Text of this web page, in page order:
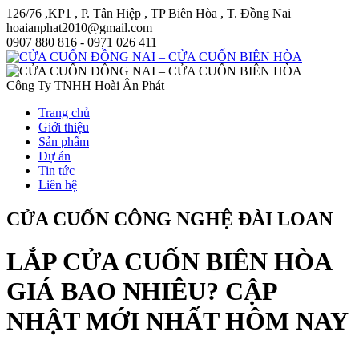
126/76 ,KP1 , P. Tân Hiệp , TP Biên Hòa , T. Đồng Nai
hoaianphat2010@gmail.com
0907 880 816 - 0971 026 411
Công Ty TNHH Hoài Ân Phát
Trang chủ
Giới thiệu
Sản phẩm
Dự án
Tin tức
Liên hệ
CỬA CUỐN CÔNG NGHỆ ĐÀI LOAN
LẮP CỬA CUỐN BIÊN HÒA
GIÁ BAO NHIÊU? CẬP
NHẬT MỚI NHẤT HÔM NAY